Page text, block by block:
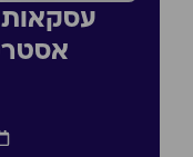
עסקאות